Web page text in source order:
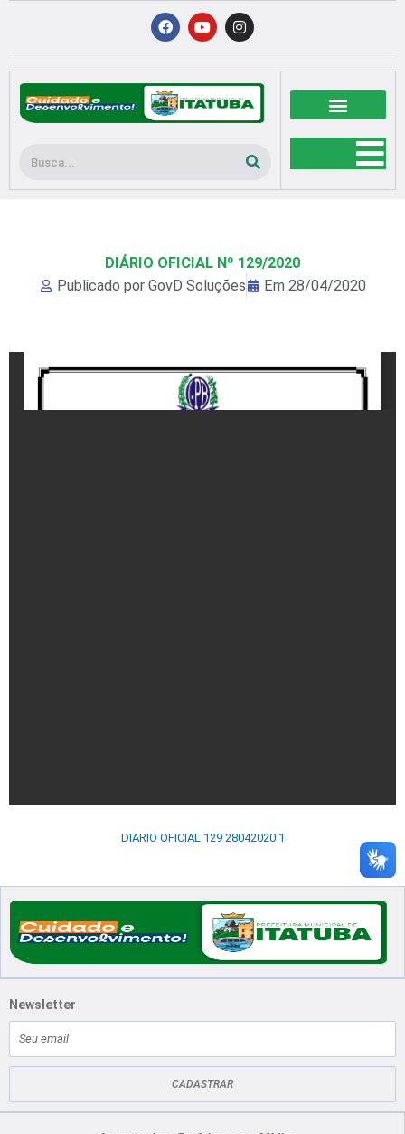
conteúdo
F
a
c
b
o
o
k
Y
o
u
u
b
e
I
n
s
a
g
r
a
Pesquisar
DIÁRIO OFICIAL Nº 129/2020
Publicado por GovD Soluções Em 28/04/2020
DIARIO OFICIAL 129 28042020 1
Newsletter
mail
CADASTRAR